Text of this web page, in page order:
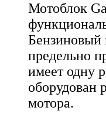
Мотоблок
предельно
имеет одну
оборудован
мотора.